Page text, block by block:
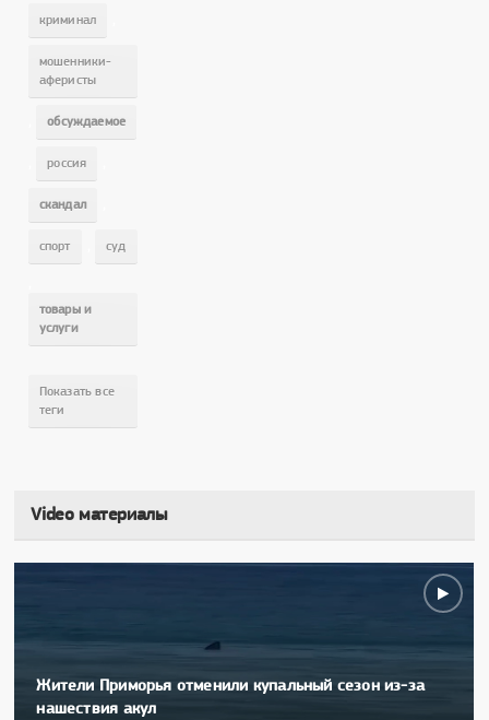
криминал
мошенники-
аферисты
обсуждаемое
россия
скандал
спорт суд
товары и
услуги
Показать все
теги
Video материалы
Жители Приморья отменили купальный сезон из-за
нашествия акул